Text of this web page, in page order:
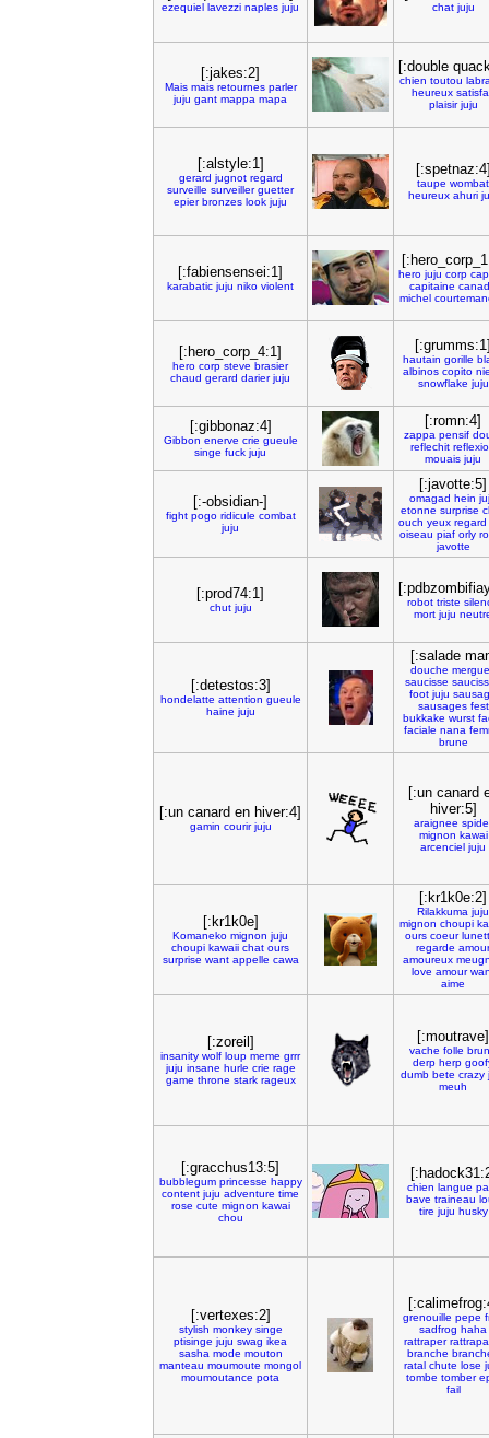
ezequiel lavezzi naples juju chat juju
[:jakes:2]
Mais mais retournes parler
juju gant mappa mapa
[:double
chien toutou
heureux
plaisir juju
[:alstyle:1]
gerard jugnot regard
surveille surveiller guetter
epier bronzes look juju
taupe wombat
heureux ahuri
[:fabiensensei:1]
karabatic juju niko violent
hero juju corp
capitaine
michel
[:hero_corp_4:1]
hero corp steve brasier
chaud gerard darier juju
hautain gorille
albinos copito
snowflake juju
[:gibbonaz:4]
Gibbon enerve crie gueule
singe fuck juju
[:romn:4]
zappa pensif
reflechit
mouais juju
[:-obsidian-]
fight pogo ridicule combat
juju
[:javotte:5]
omagad hein
etonne surprise
ouch yeux regard
oiseau piaf orly
javotte
[:prod74:1]
chut juju robot triste
mort juju
[:detestos:3]
hondelatte attention gueule
haine juju
[:salade
douche
saucisse
foot juju
sausages fest
bukkake wurst
faciale nana
brune
[:un canard en hiver:4]
gamin courir juju
[:un canard
hiver:5]
araignee
mignon kawai
arcenciel juju
[:kr1k0e]
Komaneko mignon juju
choupi kawaii chat ours
surprise want appelle cawa
[:kr1k0e:2]
Rilakkuma juju
mignon choupi
ours coeur
regarde amour
amoureux
love amour
aime
[:zoreil]
insanity wolf loup meme grrr
juju insane hurle crie rage
game throne stark rageux
[:moutrave]
vache folle
derp herp
dumb bete crazy
meuh
[:gracchus13:5]
bubblegum princesse happy
content juju adventure time
rose cute mignon kawai
chou
chien langue
bave traineau
tire juju husky
[:vertexes:2]
stylish monkey singe
ptisinge juju swag ikea
sasha mode mouton
manteau moumoute mongol
moumoutance pota
grenouille pepe
sadfrog haha
rattraper
branche
ratal chute lose
tombe tomber
fail